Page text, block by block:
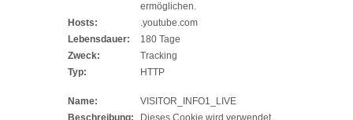
ermöglichen.
Hosts:
.youtube.com
Lebensdauer:
180 Tage
Zweck:
Tracking
Typ:
HTTP
Name:
VISITOR_INFO1_LIVE
Beschreibung:
Dieses Cookie wird verwendet,